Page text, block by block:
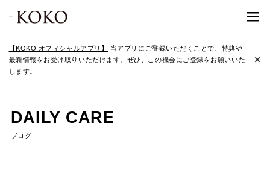
【KOKO オフィシャルアプリ】
当アプリにご登録いただくことで、特典や
最新情報をお受け取りいただけます。ぜひ、この機会にご登録をお願いいた
します。
DAILY CARE
ブログ